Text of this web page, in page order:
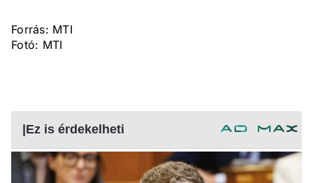
Forrás: MTI
Fotó: MTI